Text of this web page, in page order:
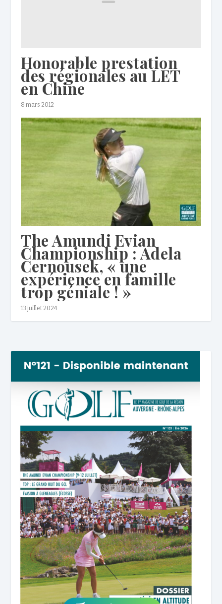
Honorable prestation
des régionales au LET
en Chine
8 mars 2012
The Amundi Evian
Championship : Adela
Cernousek, « une
expérience en famille
trop géniale ! »
13 juillet 2024